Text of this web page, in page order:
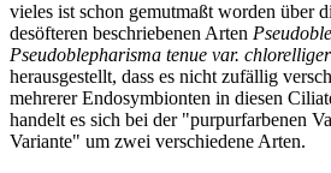
vieles ist schon gemutmaßt worden über
desöfteren beschriebenen Arten
Pseudoblepharisma tenue var.
herausgestellt, dass es nicht zufällig
mehrerer Endosymbionten in diesen
handelt es sich bei der "purpurfarbenen
Variante" um zwei verschiedene Arten.